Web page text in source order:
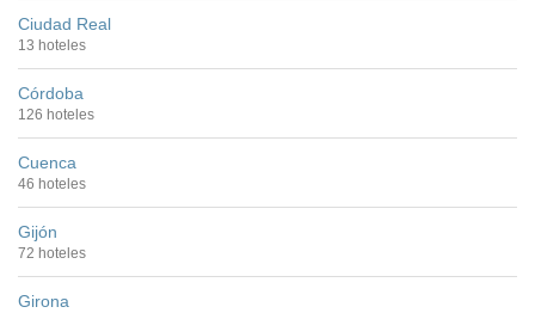
Ciudad Real
13 hoteles
Córdoba
126 hoteles
Cuenca
46 hoteles
Gijón
72 hoteles
Girona